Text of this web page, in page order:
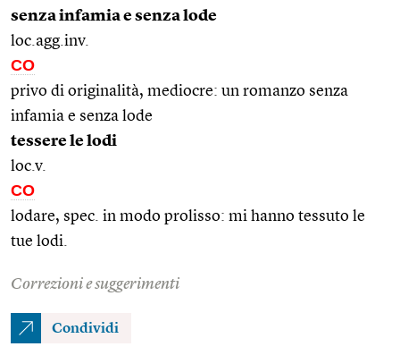
senza infamia e senza lode
loc.agg.inv.
CO
privo di originalità, mediocre: un romanzo senza
infamia e senza lode
tessere le lodi
loc.v.
CO
lodare, spec. in modo prolisso: mi hanno tessuto le
tue lodi.
Correzioni e suggerimenti
Condividi